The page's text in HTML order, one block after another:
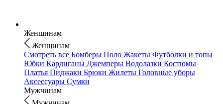
Женщинам
Женщинам
Смотреть все Бомберы Поло Жакеты Футболки и топы
Юбки Кардиганы Джемперы Водолазки Костюмы
Платья Пиджаки Брюки Жилеты Головные уборы
Аксессуары Сумки
Мужчинам